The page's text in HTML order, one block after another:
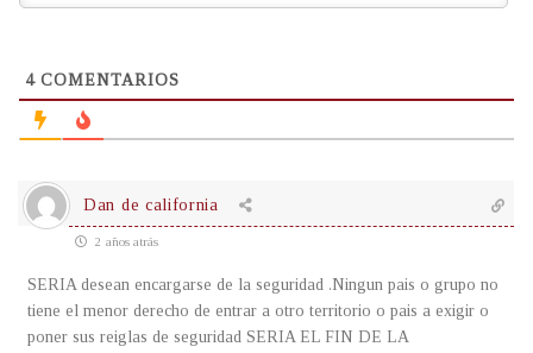
4COMENTARIOS
Dan de california
2 años atrás
SERIA desean encargarse de la seguridad .Ningun pais o grupo no
tiene el menor derecho de entrar a otro territorio o pais a exigir o
poner sus reiglas de seguridad SERIA EL FIN DE LA